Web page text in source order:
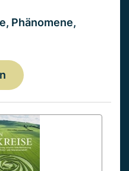
Phänomene,